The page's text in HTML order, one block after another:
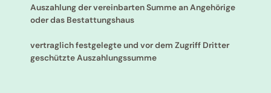
Auszahlung der vereinbarten Summe an Angehörige
oder das Bestattungshaus
vertraglich festgelegte und vor dem Zugriff Dritter
geschützte Auszahlungssumme